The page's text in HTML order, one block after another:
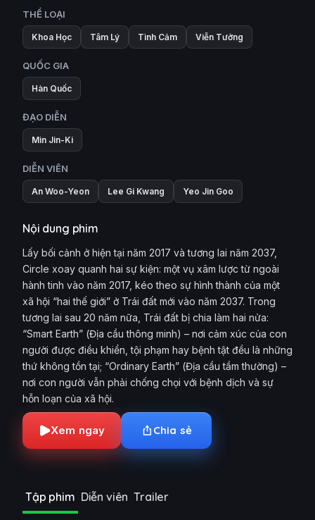
THỂ LOẠI
Khoa Học Tâm Lý Tình Cảm Viễn Tưởng
QUỐC GIA
Hàn Quốc
ĐẠO DIỄN
Min Jin-Ki
DIỄN VIÊN
An Woo-Yeon Lee Gi Kwang Yeo Jin Goo
Nội dung phim
Lấy bối cảnh ở hiện tại năm 2017 và tương lai năm 2037,
Circle xoay quanh hai sự kiện: một vụ xâm lược từ ngoài
hành tinh vào năm 2017, kéo theo sự hình thành của một
xã hội “hai thế giới” ở Trái đất mới vào năm 2037. Trong
tương lai sau 20 năm nữa, Trái đất bị chia làm hai nửa:
“Smart Earth” (Địa cầu thông minh) – nơi cảm xúc của con
người được điều khiển, tội phạm hay bệnh tật đều là những
thứ không tồn tại; “Ordinary Earth” (Địa cầu tầm thường) –
nơi con người vẫn phải chống chọi với bệnh dịch và sự
hỗn loạn của xã hội.
Xem ngay Chia sẻ
Tập phim Diễn viên Trailer